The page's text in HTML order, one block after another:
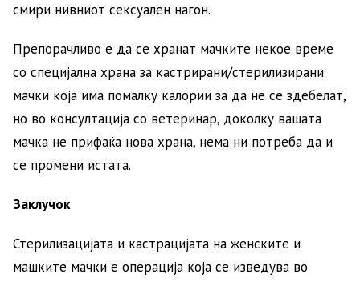
смири нивниот сексуален нагон.
Препорачливо е да се хранат мачките некое време
со специјална храна за кастрирани/стерилизирани
мачки која има помалку калории за да не се здебелат,
но во консултација со ветеринар, доколку вашата
мачка не прифаќа нова храна, нема ни потреба да и
се промени истата.
Заклучок
Стерилизацијата и кастрацијата на женските и
машките мачки е операција која се изведува во